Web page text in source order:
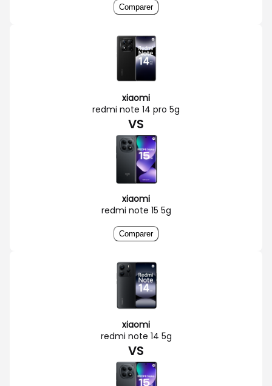
Comparer
xiaomi
redmi note 14 pro 5g
VS
xiaomi
redmi note 15 5g
Comparer
xiaomi
redmi note 14 5g
VS